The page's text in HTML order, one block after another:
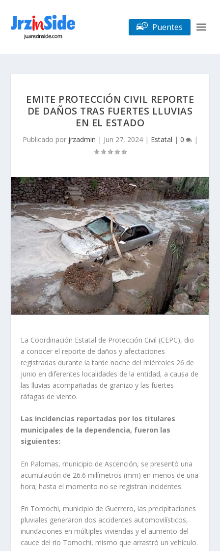
Puentes
EMITE PROTECCIÓN CIVIL REPORTE
DE DAÑOS TRAS FUERTES LLUVIAS
EN EL ESTADO
Publicado por jrzadmin | Jun 27, 2024| Estatal | 0 |
La Coordinación Estatal de Protección Civil (CEPC), dio
a conocer el reporte de daños y afectaciones
registradas durante la tarde noche del miércoles 26 de
junio en diferentes localidades de la entidad, a causa de
las lluvias acompañadas de granizo y las fuertes
ráfagas de viento.
Las incidencias reportadas por los titulares
municipales de la dependencia, fueron las
siguientes:
En Palomas, municipio de Ascención, se presentó una
acumulación de 26.6 milímetros (mm) en menos de una
hora; hasta el momento no se registran incidentes.
En Tomochi, municipio de Guerrero, las precipitaciones
pluviales generaron dos accidentes automovilísticos,
inundaciones en múltiples viviendas y el aumento del
cauce del río Tomochi, mismo que arrastró un vehículo.